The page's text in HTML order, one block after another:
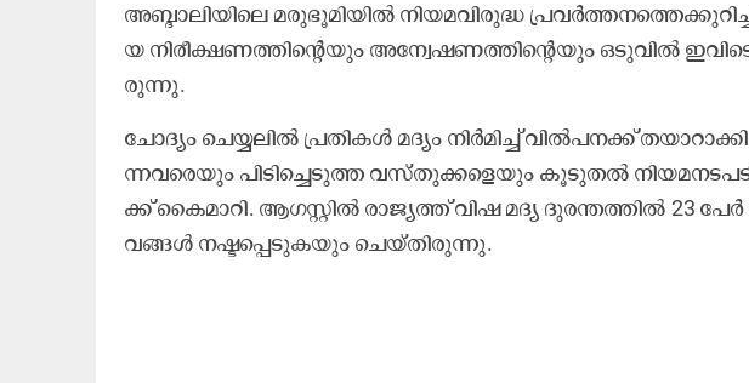
അ​ബ്ദാ​ലി​യി​ലെ മ​രു​ഭൂ​മി​യി​ൽ നി​യ​മ​വി​രു​ദ്ധ
യ നി​രീ​ക്ഷ​ണ​ത്തി​ന്റെ​യും അ​ന്വേ​ഷ​ണ​ത്തി​ന്റെ​യും ഒ​ടു​വി​ൽ
രു​ന്നു.
ചോ​ദ്യം ചെ​യ്യ​ലി​ൽ പ്ര​തി​ക​ൾ മ​ദ്യം നി​ർ​മി​ച്ച് വി​ൽ​പ​ന​ക്ക്
ന്ന​വ​രെ​യും പി​ടി​ച്ചെ​ടു​ത്ത വ​സ്തു​ക്ക​ളെ​യും കൂ​ടു​ത​ൽ
ക്ക് കൈ​മാ​റി. ആ​ഗ​സ്റ്റി​ൽ രാ​ജ്യ​ത്ത് വി​ഷ മ​ദ്യ ദു​ര​ന്ത​ത്തി​ൽ 23
വ​ങ്ങ​ൾ ന​ഷ്ട​പ്പെ​ടു​ക​യും ചെ​യ്തി​രു​ന്നു.